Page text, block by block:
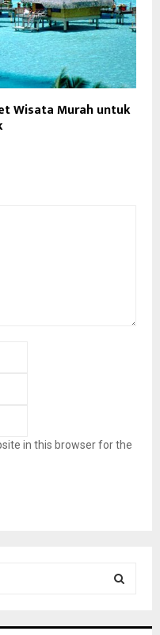
Wisata Murah untuk
in this browser for the